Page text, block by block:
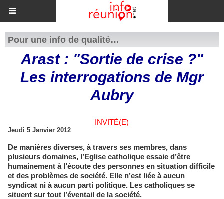
Pour une info de qualité…
Arast : "Sortie de crise ?"
Les interrogations de Mgr
Aubry
INVITÉ(E)
Jeudi 5 Janvier 2012
De manières diverses, à travers ses membres, dans
plusieurs domaines, l’Eglise catholique essaie d’être
humainement à l’écoute des personnes en situation difficile
et des problèmes de société. Elle n’est liée à aucun
syndicat ni à aucun parti politique. Les catholiques se
situent sur tout l’éventail de la société.